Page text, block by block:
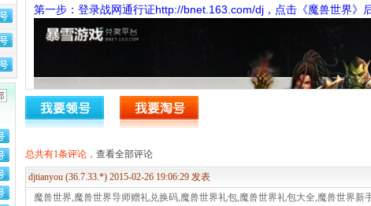
第一步：登录战网通行证http://bnet.163.com/dj ，点击《魔兽世界》
总共有1条评论， 查看全部评论
djtianyou (36.7.33.*) 2015-02-26 19:06:29 发表
魔兽世界,魔兽世界导师赠礼兑换码,魔兽世界礼包,魔兽世界礼包大全,魔兽世界